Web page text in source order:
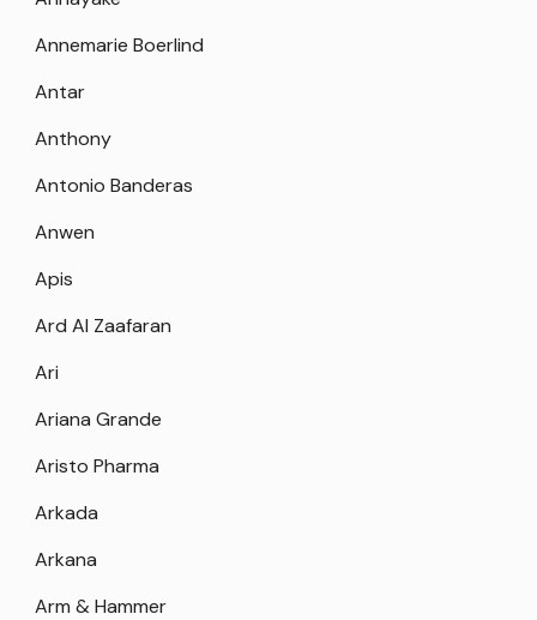
Annemarie Boerlind
Antar
Anthony
Antonio Banderas
Anwen
Apis
Ard Al Zaafaran
Ari
Ariana Grande
Aristo Pharma
Arkada
Arkana
Arm & Hammer